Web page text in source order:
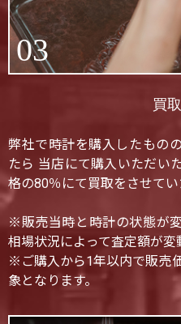
03
買
弊社で時計を購入したもの
たら 当店にて購入いただい
格の80％にて買取をさせてい
※販売当時と時計の状態が
相場状況によって査定額が変
※ご購入から1年以内で販売
象となります。